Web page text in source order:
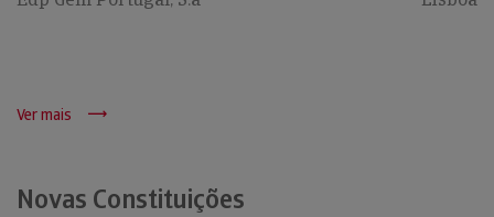
Ver mais
Novas Constituições